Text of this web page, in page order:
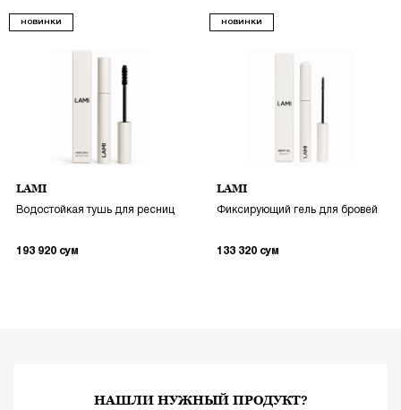
НОВИНКИ
LAMI
Водостойкая тушь для ресниц
193 920 сум
НОВИНКИ
LAMI
Фиксирующий гель для бровей
133 320 сум
НАШЛИ НУЖНЫЙ ПРОДУКТ?